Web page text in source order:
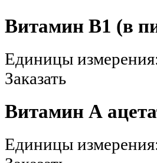
Витамин В1 (в
Единицы
Заказать
Витамин А
Единицы